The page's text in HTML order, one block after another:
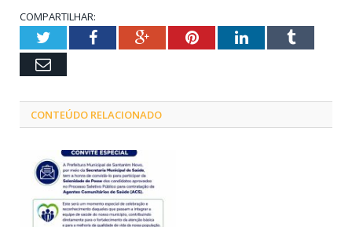
COMPARTILHAR:
TwitterFacebookGoogle+PinterestLinkedInTumblr
Email
CONTEÚDO RELACIONADO